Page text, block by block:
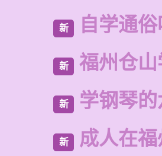
新 自学通
新 福州仓
新 学钢琴
新 成人在